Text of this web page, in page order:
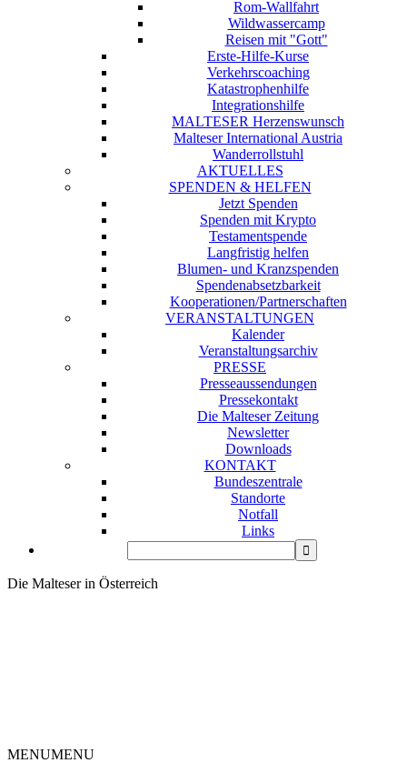
Rom-Wallfahrt
Wildwassercamp
Reisen mit "Gott"
Erste-Hilfe-Kurse
Verkehrscoaching
Katastrophenhilfe
Integrationshilfe
MALTESER Herzenswunsch
Malteser International Austria
Wanderrollstuhl
AKTUELLES
SPENDEN & HELFEN
Jetzt Spenden
Spenden mit Krypto
Testamentspende
Langfristig helfen
Blumen- und Kranzspenden
Spendenabsetzbarkeit
Kooperationen/Partnerschaften
VERANSTALTUNGEN
Kalender
Veranstaltungsarchiv
PRESSE
Presseaussendungen
Pressekontakt
Die Malteser Zeitung
Newsletter
Downloads
KONTAKT
Bundeszentrale
Standorte
Notfall
Links
Die Malteser in Österreich
MENUMENU